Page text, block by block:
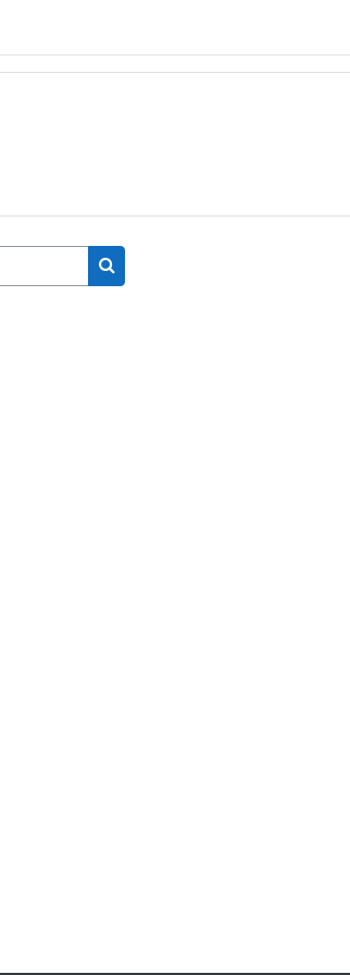
搜索课程